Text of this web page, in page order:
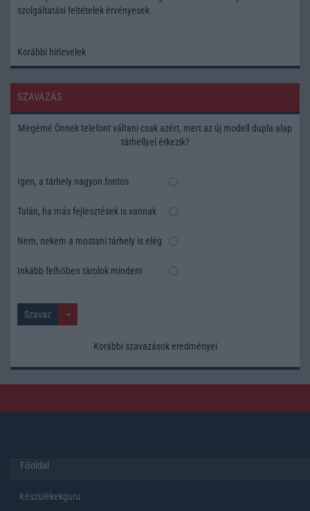
szolgáltatási feltételek érvényesek.
Korábbi hírlevelek
SZAVAZÁS
Megérné Önnek telefont váltani csak azért, mert az új modell dupla alap
tárhellyel érkezik?
Igen, a tárhely nagyon fontos
Talán, ha más fejlesztések is vannak
Nem, nekem a mostani tárhely is elég
Inkább felhőben tárolok mindent
Korábbi szavazások eredményei
Főoldal
Készülékekguru